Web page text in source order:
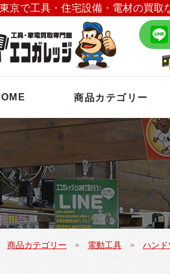
京で工具・住宅設備・電材の買取
商品カテゴリー
商品カテゴリー > 電動工具 > ハン